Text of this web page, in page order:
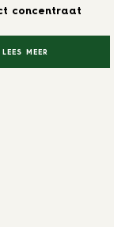
concentraat
LEES MEER